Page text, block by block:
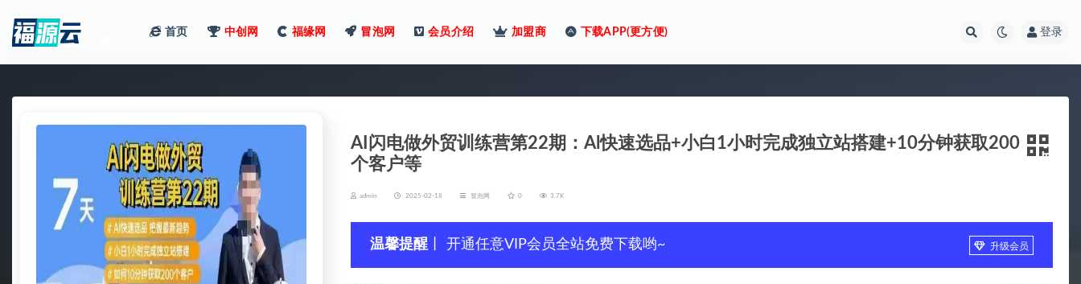
首页 中创网 福缘网 冒泡网 会员介绍 加盟商 下载APP(更方便) 登录
AI闪电做外贸训练营第22期：Al快速选品+小白1小时完成独立站搭建+10分钟获取200
个客户等
admin 2025-02-18 冒泡网 0 3.7K
温馨提醒 丨 开通任意VIP会员全站免费下载哟~ 升级会员